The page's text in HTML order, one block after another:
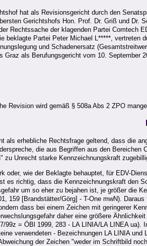
hat als Revisionsgericht durch den
Gerichtshofs Hon. Prof. Dr. Griß und Dr.
Rechtssache der klagenden Partei Comtech
beklagte Partei Peter Michael L*****, vertreten
und Schadenersatz
Graz als Berufungsgericht vom 10. September
Revision wird gemäß § 508a Abs 2 ZPO
als erhebliche Rechtsfrage geltend, dass die
die aus Begriffen aus den
zu Unrecht starke Kennzeichnungskraft
oder, wie der Beklagte behauptet, für EDV-
es richtig, dass die Kennzeichnungskraft den
um so eher zu bejahen ist, je größer die
159 [Brandstätter/Görg] - T-One mwN).
dass bei einem Zeichen mit geringerer
daher eine größere
99z = ÖBl 1999, 283 - LA LINIA/LA LINEA
verwendeten - Bezeichnungen LA LINIA
der Zeichen "weder im Schriftbild